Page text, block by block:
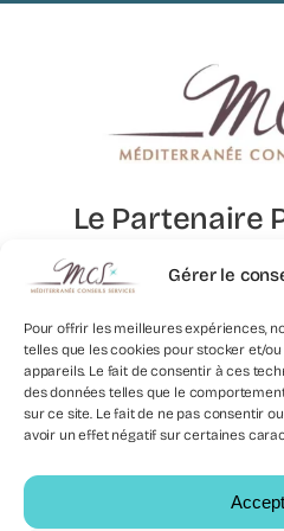
Gérer le
Pour offrir les meilleures expériences,
telles que les cookies pour stocker et/
appareils. Le fait de consentir à ces
des données telles que le
sur ce site. Le fait de ne pas consentir
avoir un effet négatif sur certaines
Le Partenaire
Lieux
Nous